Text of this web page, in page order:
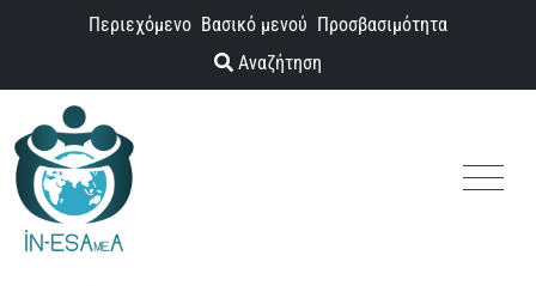
Παράκαμψη προς το περιεχόμενο
Περιεχόμενο Βασικό μενού Προσβασιμότητα
Αναζήτηση